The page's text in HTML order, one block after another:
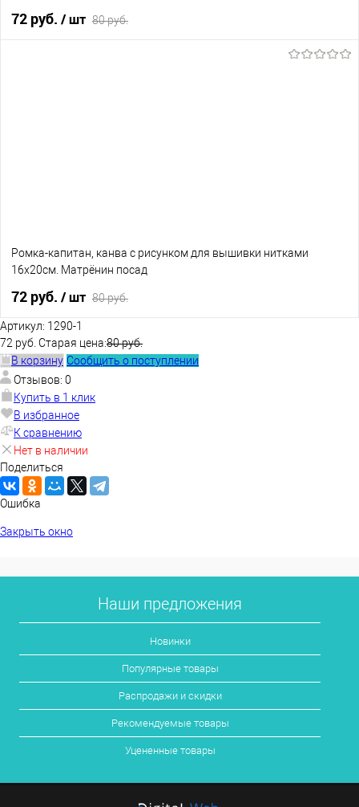
72 руб. / шт 80 руб.
Ромка-капитан, канва с рисунком для вышивки нитками
16х20см. Матрёнин посад
72 руб. / шт 80 руб.
В избранное
Артикул: 1290-1
72 руб. Старая цена:80 руб.
В корзину Сообщить о поступлении
Отзывов: 0
Купить в 1 клик
В избранное
К сравнению
Нет в наличии
Поделиться
Ошибка
Закрыть окно
Наши предложения
Новинки
Популярные товары
Распродажи и скидки
Рекомендуемые товары
Уцененные товары